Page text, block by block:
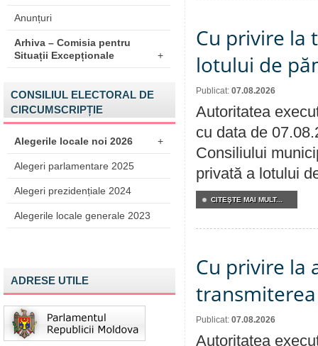
Anunțuri
Arhiva – Comisia pentru
Situații Excepționale
+
CONSILIUL ELECTORAL DE
CIRCUMSCRIPȚIE
Alegerile locale noi 2026 +
Alegeri parlamentare 2025
Alegeri prezidențiale 2024
Alegerile locale generale 2023
ADRESE UTILE
Cu privire la
lotului de
Publicat: 07.08.2026
Autoritatea
cu data de
Consiliului
privată a lotului
CITEŞTE MAI MULT...
Cu privire la
Publicat: 07.08.2026
Autoritatea